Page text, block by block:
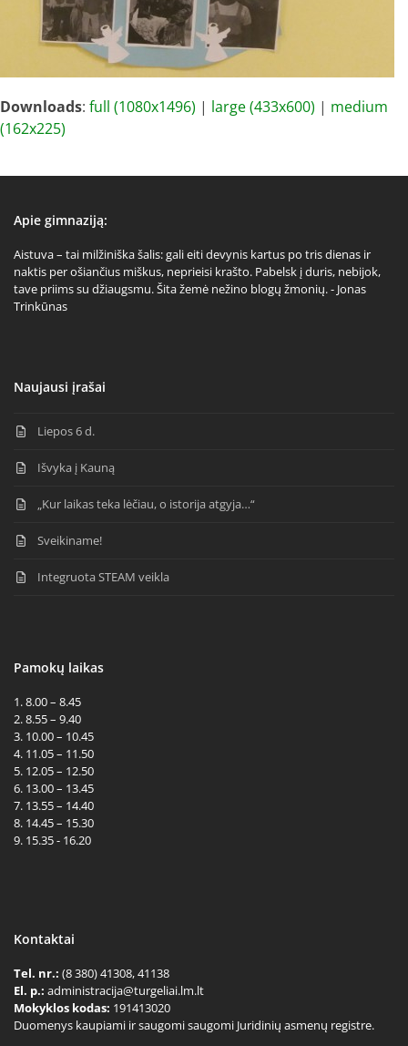
Downloads: full (1080x1496) | large (433x600) | medium
(162x225)
Apie gimnaziją:
Aistuva – tai milžiniška šalis: gali eiti devynis kartus po tris dienas ir
naktis per ošiančius miškus, neprieisi krašto. Pabelsk į duris, nebijok,
tave priims su džiaugsmu. Šita žemė nežino blogų žmonių. - Jonas
Trinkūnas
Naujausi įrašai
Liepos 6 d.
Išvyka į Kauną
„Kur laikas teka lėčiau, o istorija atgyja…“
Sveikiname!
Integruota STEAM veikla
Pamokų laikas
1. 8.00 – 8.45
2. 8.55 – 9.40
3. 10.00 – 10.45
4. 11.05 – 11.50
5. 12.05 – 12.50
6. 13.00 – 13.45
7. 13.55 – 14.40
8. 14.45 – 15.30
9. 15.35 - 16.20
Kontaktai
Tel. nr.: (8 380) 41308, 41138
El. p.: administracija@turgeliai.lm.lt
Mokyklos kodas: 191413020
Duomenys kaupiami ir saugomi saugomi Juridinių asmenų registre.